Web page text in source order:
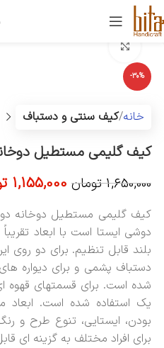
-30%
خانه کیف سنتی و دستباف
کیف گلیمی مستطیل
1,650,000 تومان 1,155,000
کیف گلیمی مستطیل دوخانه
دوشی ایستا است با ابعاد
بلند قابل تنظیم. برای دو روی
دستباف پشمی و برای دیواره
شده است. برای قسمتهای قهوه
بودن، ایستایی، تنوع طرح و
برای افراد مختلف به گزینه ای